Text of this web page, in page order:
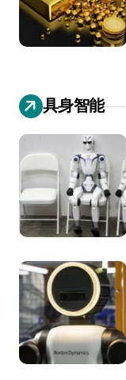
具身智能